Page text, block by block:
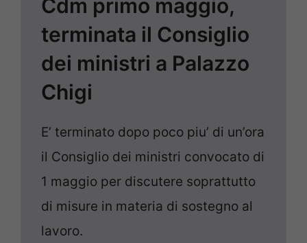
Cdm primo maggio,
terminata il Consiglio
dei ministri a Palazzo
Chigi
E’ terminato dopo poco piu’ di un’ora
il Consiglio dei ministri convocato di
1 maggio per discutere soprattutto
di misure in materia di sostegno al
lavoro.